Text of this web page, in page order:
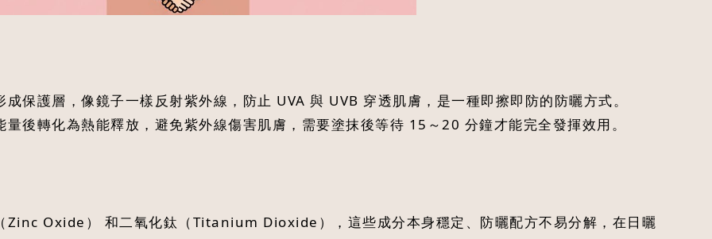
保護層，像鏡子一樣反射紫外線，防止 UVA 與 UVB 穿透肌膚，是一種即擦即防的防曬方式。
後轉化為熱能釋放，避免紫外線傷害肌膚，需要塗抹後等待 15～20 分鐘才能完全發揮效用。
Zinc Oxide） 和二氧化鈦（Titanium Dioxide），這些成分本身穩定、防曬配方不易分解，在日曬